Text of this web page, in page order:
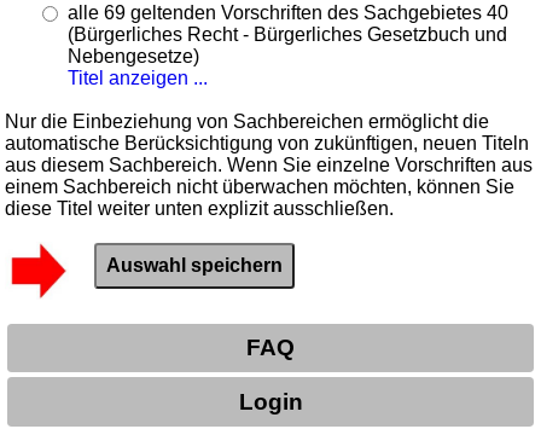
alle 69 geltenden Vorschriften des Sachgebietes 40
(Bürgerliches Recht - Bürgerliches Gesetzbuch und
Nebengesetze)
Titel anzeigen ...
Nur die Einbeziehung von Sachbereichen ermöglicht die
automatische Berücksichtigung von zukünftigen, neuen Titeln
aus diesem Sachbereich. Wenn Sie einzelne Vorschriften aus
einem Sachbereich nicht überwachen möchten, können Sie
diese Titel weiter unten explizit ausschließen.
FAQ
Login